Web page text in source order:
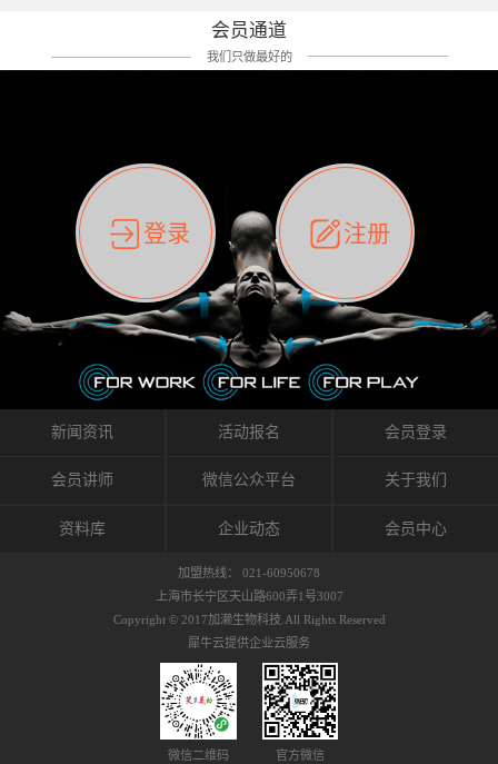
痛影响走路。当天疼痛部贴了EDF和胃十字，膝
关节贴了半月板贴布。第2天第12肋部的EDF和
消失，贴布也没有出现进一步瘙痒过敏。而膝
关节的半月板贴布张力用的100%，但自始至终
它都很坚强的贴着，没有出现过任何瘙痒的迹
象。不同的条件下，同一个身体，不同的部位
皮肤的敏感度也有不同。因此我们KINESIO要做
的，是在研发生产过程中竭尽全力的降低致敏
性，减少贴布本身带来的致敏率。那到底是什
么原因引起的过敏瘙痒呢？我整理了以下内容
仅供大家参考，希望能给予大家帮助。首先我
们分析解剖下过敏的原因，然后简说一下
KINESIO贴布贴扎后预防应对。我把导致过敏的
原因，简单分为外因和内因。外因1，贴布贴布
括：1）面料的伸展率、回缩率、纤维的刺激
能会给皮肤带来过度的刺激，从而引起过敏瘙
以激发身体的自然愈合能力。 通常，药物会削
弱细胞因子的作用，单方面还会引起副作用的
症状。 与此相比，Kinesio肌内效贴创造了细
的控制仍有许多未知。 细胞因子是一种酵素，
各种各样的酵素起着适当的作用，为细胞创造
了适合居住的环境。 在现代医学上，这种细胞
因子是一种酶的观点往往被否定，但在体内有
有毒细菌和无毒细菌，它们起着保持身体平衡
的作用。 Kinesio肌内效贴不像药物那样在短时
间内表现出症状，而是通过花费时间创造一个
对身体没有伤害（副作用等）的环境来减轻症
状。 但是，由于营养、精神、运动的平衡被破
坏，各种细胞就会发生病态变化。 在一定的状
态下，细胞因子会自动捕捉异常，并在细胞之
间传递适当的修复信息。可以收集各自所需的
因子级联；细胞因子的连锁反应）。 如果这种
者甚至提供不需要的物质。 因此，身体所需的
自然愈合能力不仅不能发挥作用，反而会造成
恶化的环境。Kinesio肌内效贴的作用，就是解
决这些问题。 KinesioTaping ® （Kinesio贴扎
疗法）的概念是空（空间），动（流动），冷
（抑制热的上升），为了实现这些，贴布的质
作出来。 特别地，Kinesio Medical
Tappling®（Kinesio医疗贴扎）通过从皮肤表面
长时间给予适...
状，而是指贴布本身很重量，以及贴布刺激的
类型。贴布的应用充分利用了体内由间质液组
成的自然流体力学的流体层。这种轻微的刺激
间，还可以在单片贴布上提供支持和深度刺
激。通过对间质液的适当控制，可以连接皮下
筋膜，对关节进行非常轻柔的刺激，增加患部
的治疗区域。 snowflake“雪花”贴布不会妨碍皮
肤上下左右运动，有效的辅助修复关节周围组
织的筋膜。它可以作用于关节或肌肉表面，释
放压力，刺激深层筋膜。“雪花”贴扎疗法是一
种可以改变肌肉、筋膜和间质液之间自然流动
关系的方法。 间质液间质被称为人体的新器
官。研究人员认为，整个身体的网络是由坚韧
且柔软的蛋白质结构所支撑的相互连接的充满
流体的空间构成的。如果作为脏器，这是人体
最大的脏器，约占体重的20%（相比之下，皮
内流通，有助于细胞的再生和恢复。“1”“雪花”
周围进行轻柔的刺激，改善受影响的关节和肌
到辅助修复损伤组织的作用。对组织的营养供
膜，韧带和关节周围皮下组织的关节囊。 流
体力学理论加濑博士-Kinesio肌内效贴布的发明
人流体力学理论是以对日常生活产生反复影响
的纤细筋膜的性质为焦点。 筋膜容易受到外部
会员通道
我们只做最好的
登录 注册
新闻资讯 活动报名 会员登录
会员讲师 微信公众平台 关于我们
资料库 企业动态 会员中心
加盟热线： 021-60950678
上海市长宁区天山路600弄1号3007
Copyright © 2017加濑生物科技.All Rights Reserved
犀牛云提供企业云服务
微信二维码 官方微信